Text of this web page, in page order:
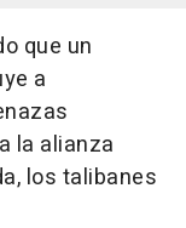
que un
a
la alianza
los talibanes